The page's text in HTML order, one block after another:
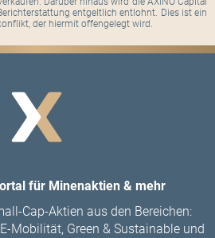
entgeltlich entlohnt. Dies ist ein
der hiermit offengelegt wird.
für Minenaktien & mehr
Cap-Aktien aus den Bereichen:
Mobilität, Green & Sustainable und